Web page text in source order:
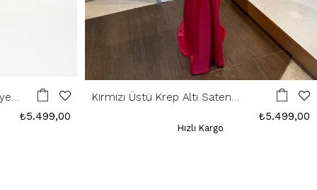
₺5.499,00
Kırmızı Üstü Krep Altı Saten
₺5.499,00
Hızlı Kargo